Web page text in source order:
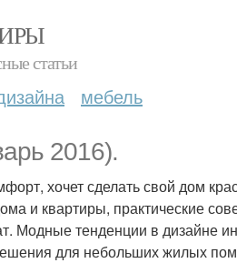
статьи
мебель
2016).
хочет сделать свой дом
и квартиры, практические
Модные тенденции в дизайне
для небольших жилых